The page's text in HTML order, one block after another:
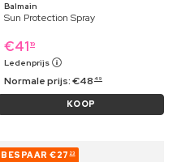
Balmain
Sun Protection Spray
€41 19
Ledenprijs
Normale prijs:€48 49
KOOP
BESPAAR €27 23